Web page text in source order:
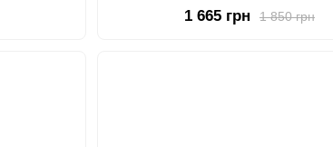
1 850 грн
1 665 грн